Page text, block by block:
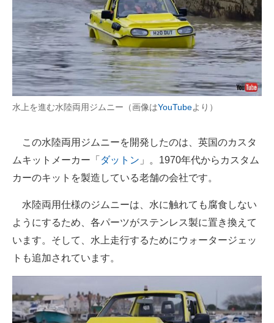
ビジネスと働き方のヒント
AI活用のいまが分かる
企業ITのトレンドを詳説
経営リーダーのコミュニティ
企業向けIT製品の総合サイト
IT製品の技術・比較・事例
製造業のIT導入・活用を支援
モノづくり技術者専門サイト
電子設計の基本と応用
水上を進む水陸両用ジムニー（画像はYouTubeより）
この水陸両用ジムニーを開発したのは、英国のカスタ
ムキットメーカー「 ダットン 」。1970年代からカスタム
カーのキットを製造している老舗の会社です。
水陸両用仕様のジムニーは、水に触れても腐食しない
ようにするため、各パーツがステンレス製に置き換えて
います。そして、水上走行するためにウォータージェッ
トも追加されています。